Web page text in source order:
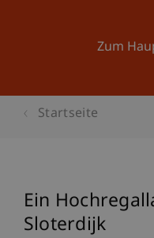
Zum
Startseite
Ein
Sloterdijk